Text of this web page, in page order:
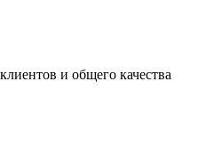
и общего качества